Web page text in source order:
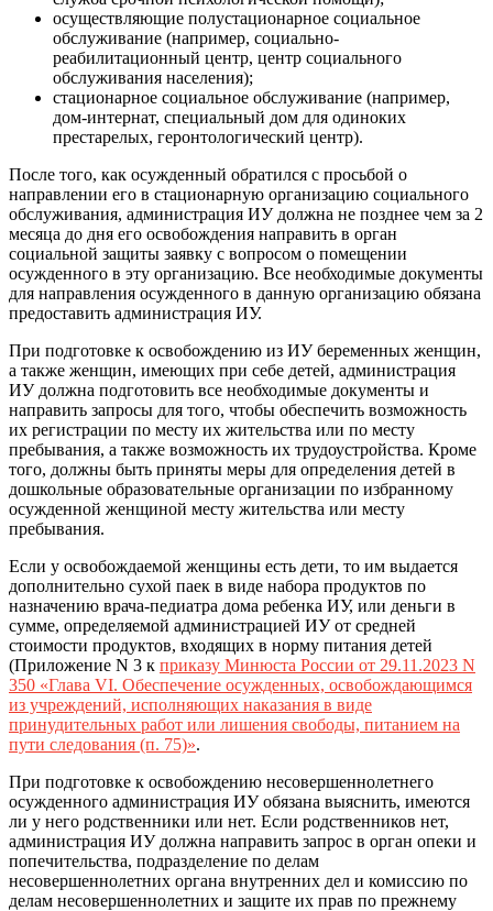
осуществляющие полустационарное социальное
обслуживание (например, социально-
реабилитационный центр, центр социального
обслуживания населения);
стационарное социальное обслуживание (например,
дом-интернат, специальный дом для одиноких
престарелых, геронтологический центр).
После того, как осужденный обратился с просьбой о
направлении его в стационарную организацию социального
обслуживания, администрация ИУ должна не позднее чем за 2
месяца до дня его освобождения направить в орган
социальной защиты заявку с вопросом о помещении
осужденного в эту организацию. Все необходимые документы
для направления осужденного в данную организацию обязана
предоставить администрация ИУ.
При подготовке к освобождению из ИУ беременных женщин,
а также женщин, имеющих при себе детей, администрация
ИУ должна подготовить все необходимые документы и
направить запросы для того, чтобы обеспечить возможность
их регистрации по месту их жительства или по месту
пребывания, а также возможность их трудоустройства. Кроме
того, должны быть приняты меры для определения детей в
дошкольные образовательные организации по избранному
осужденной женщиной месту жительства или месту
пребывания.
Если у освобождаемой женщины есть дети, то им выдается
дополнительно сухой паек в виде набора продуктов по
назначению врача-педиатра дома ребенка ИУ, или деньги в
сумме, определяемой администрацией ИУ от средней
стоимости продуктов, входящих в норму питания детей
(Приложение N 3 к приказу Минюста России от 29.11.2023 N
350 «Глава VI. Обеспечение осужденных, освобождающимся
из учреждений, исполняющих наказания в виде
принудительных работ или лишения свободы, питанием на
пути следования (п. 75)».
При подготовке к освобождению несовершеннолетнего
осужденного администрация ИУ обязана выяснить, имеются
ли у него родственники или нет. Если родственников нет,
администрация ИУ должна направить запрос в орган опеки и
попечительства, подразделение по делам
несовершеннолетних органа внутренних дел и комиссию по
делам несовершеннолетних и защите их прав по прежнему